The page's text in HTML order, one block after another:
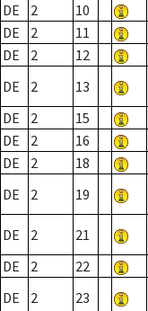
DE
2 10
DE
2 11
DE
2 12
DE
2 13
DE
2 15
DE
2 16
DE
2 18
DE
2 19
DE 2 21
DE
2 22
DE
2 23